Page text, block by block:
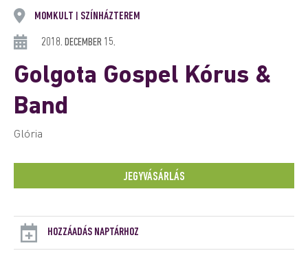
MOMKULT SZÍNHÁZTEREM
2018. DECEMBER 15.
Golgota Gospel Kórus &
Band
Glória
JEGYVÁSÁRLÁS
HOZZÁADÁS NAPTÁRHOZ